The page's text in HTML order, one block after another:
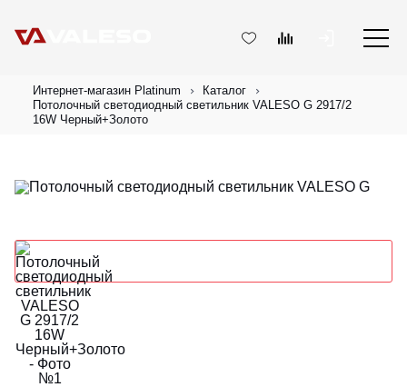
Интернет-магазин Platinum
Каталог
Потолочный светодиодный светильник VALESO G 2917/2
16W Черный+Золото